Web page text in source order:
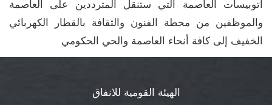
أتوبيسات العاصمة التي ستنقل المترددين على العاصمة
والموظفين من محطة الفنون والثقافة بالقطار الكهربائي
الخفيف إلى كافة أنحاء العاصمة والحي الحكومي
الهيئة القومية للانفاق